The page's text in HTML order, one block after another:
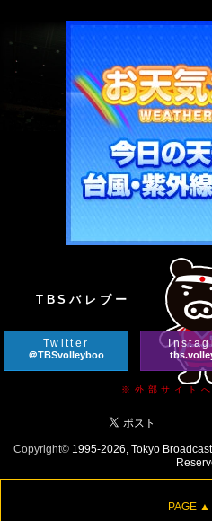
TBSバレブー
Twitter
＠TBSvolleyboo
※外部サイト
PAGE ▲
Copyright© 1995-2026, Tokyo